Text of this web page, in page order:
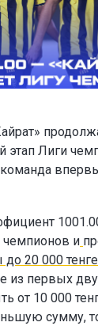
этап Лиги
чемпионов и
20 000 тенге
из первых
от 10 000
сумму,